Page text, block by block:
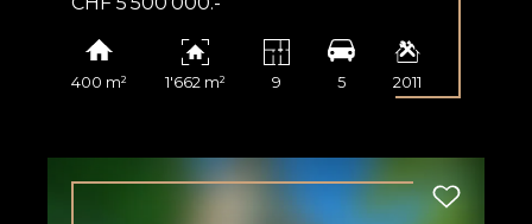
400 m² 1'662 m² 9 5 2011